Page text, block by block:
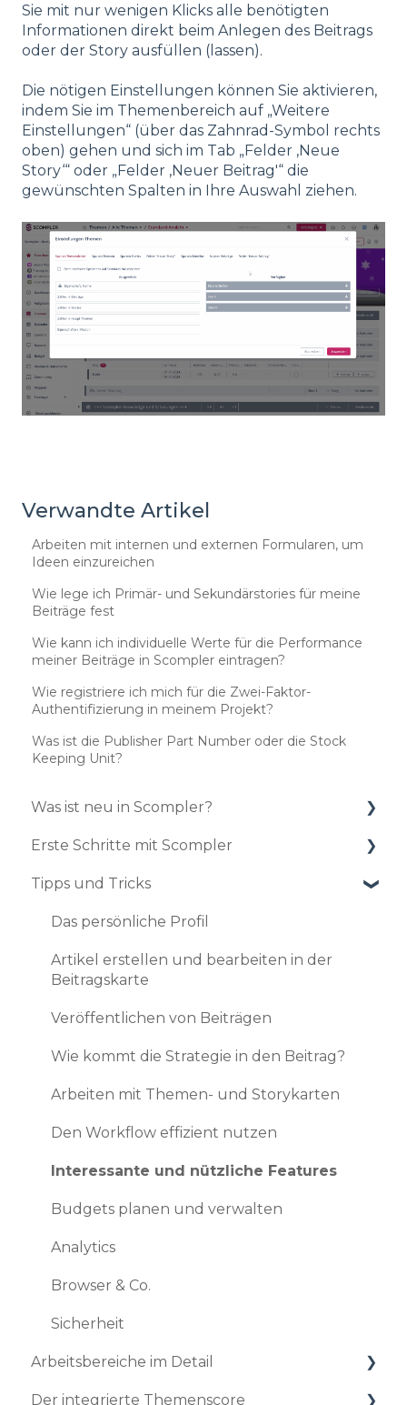
Sie mit nur wenigen Klicks alle benötigten
Informationen direkt beim Anlegen des Beitrags
oder der Story ausfüllen (lassen).
Die nötigen Einstellungen können Sie aktivieren,
indem Sie im Themenbereich auf „Weitere
Einstellungen“ (über das Zahnrad-Symbol rechts
oben) gehen und sich im Tab „Felder ‚Neue
Story‘“ oder „Felder ‚Neuer Beitrag'“ die
gewünschten Spalten in Ihre Auswahl ziehen.
Verwandte Artikel
Arbeiten mit internen und externen Formularen, um
Ideen einzureichen
Wie lege ich Primär- und Sekundärstories für meine
Beiträge fest
Wie kann ich individuelle Werte für die Performance
meiner Beiträge in Scompler eintragen?
Wie registriere ich mich für die Zwei-Faktor-
Authentifizierung in meinem Projekt?
Was ist die Publisher Part Number oder die Stock
Keeping Unit?
Was ist neu in Scompler?
Updates 2025
Updates 2024
Updates 2023
Updates 2022
Erste Schritte mit Scompler
Einrichtung Ihres Projekts
So pflegen Sie Ihre Strategie ein
Veröffentlichen Sie Ihre ersten Artikel
Tipps und Tricks
Das persönliche Profil
Artikel erstellen und bearbeiten in der
Beitragskarte
Veröffentlichen von Beiträgen
Wie kommt die Strategie in den Beitrag?
Arbeiten mit Themen- und Storykarten
Den Workflow effizient nutzen
Interessante und nützliche Features
Budgets planen und verwalten
Analytics
Browser & Co.
Sicherheit
Arbeitsbereiche im Detail
Den Workflow richtig nutzen
Der integrierte Themenscore